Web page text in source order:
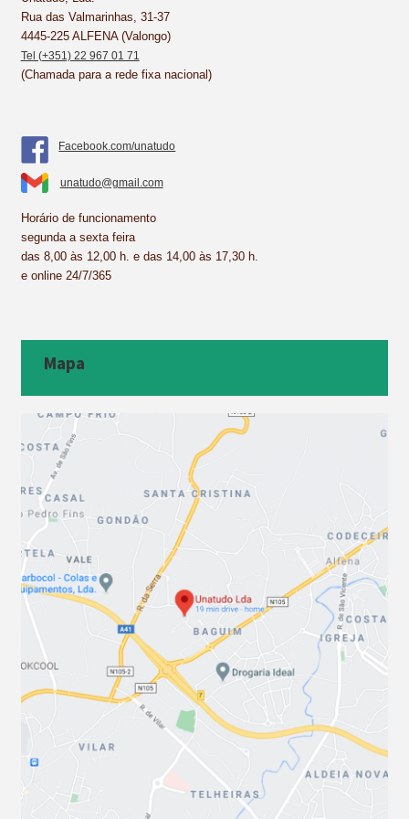
t
Rua das Valmarinhas, 31-37
4445-225 ALFENA (Valongo)
Tel (+351) 22 967 01 71
(Chamada para a rede fixa nacional)
Facebook.com/unatudo
unatudo@gmail.com
Horário de funcionamento
segunda a sexta feira
das 8,00 às 12,00 h. e das 14,00 às 17,30 h.
e online 24/7/365
Mapa